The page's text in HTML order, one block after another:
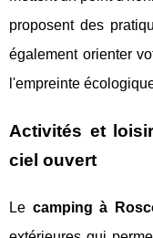
proposent des
également orienter
l'empreinte
Activités et
ciel ouvert
Le camping à